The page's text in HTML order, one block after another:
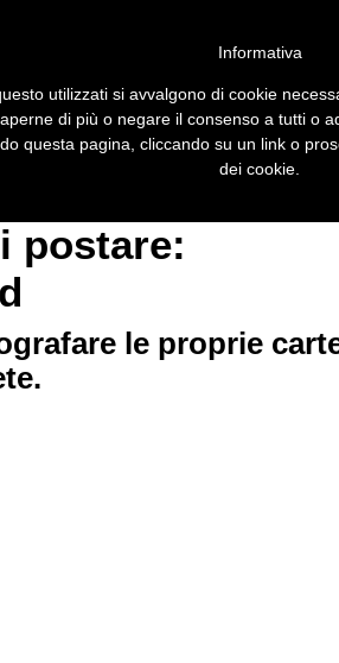
Sicurezza Trucchi Maipiusenza
postare:
le proprie
Informativa
utilizzati si avvalgono di cookie
di più o negare il consenso a tutti o
questa pagina, cliccando su un link o
dei cookie.